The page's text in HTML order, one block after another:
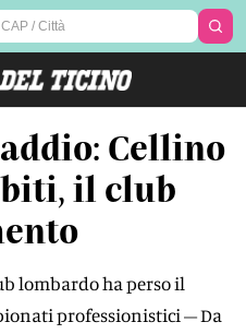
Cellino
il club
lombardo ha perso il
professionistici – Da